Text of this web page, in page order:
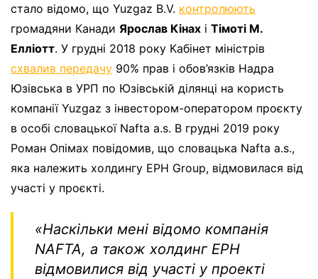
стало відомо, що Yuzgaz B.V. контролюють
громадяни Канади Ярослав Кінах і Тімоті М.
Елліотт. У грудні 2018 року Кабінет міністрів
схвалив передачу 90% прав і обов’язків Надра
Юзівська в УРП по Юзівській ділянці на користь
компанії Yuzgaz з інвестором-оператором проєкту
в особі словацької Nafta a.s. В грудні 2019 року
Роман Опімах повідомив, що словацька Nafta a.s.,
яка належить холдингу EPH Group, відмовилася від
участі у проєкті.
«Наскільки мені відомо компанія
NAFTA, а також холдинг EPH
відмовилися від участі у проекті